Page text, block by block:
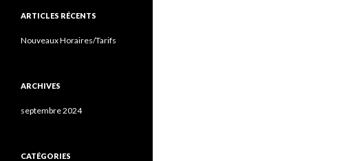
ARTICLES RÉCENTS
Nouveaux Horaires/Tarifs
ARCHIVES
septembre 2024
CATÉGORIES